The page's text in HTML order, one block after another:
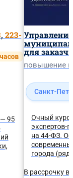
,223-
95
для
повышение
Санкт-
Очный курс
экспертов-
на 44-ФЗ.
города
В рассрочку в